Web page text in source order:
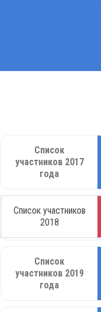
Список
участников 2017
года
Список участников
2018
Список
участников 2019
года